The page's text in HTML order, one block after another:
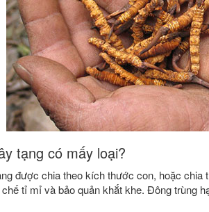
tạng có mấy loại?
được chia theo kích thước con, hoặc chia
tỉ mỉ và bảo quản khắt khe. Đông trùng